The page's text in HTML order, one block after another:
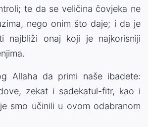
te da se veličina čovjeka ne
nego onim što daje; i da je
najbliži onaj koji je najkorisniji
Allaha da primi naše ibadete:
zekat i sadekatul-fitr, kao i
smo učinili u ovom odabranom